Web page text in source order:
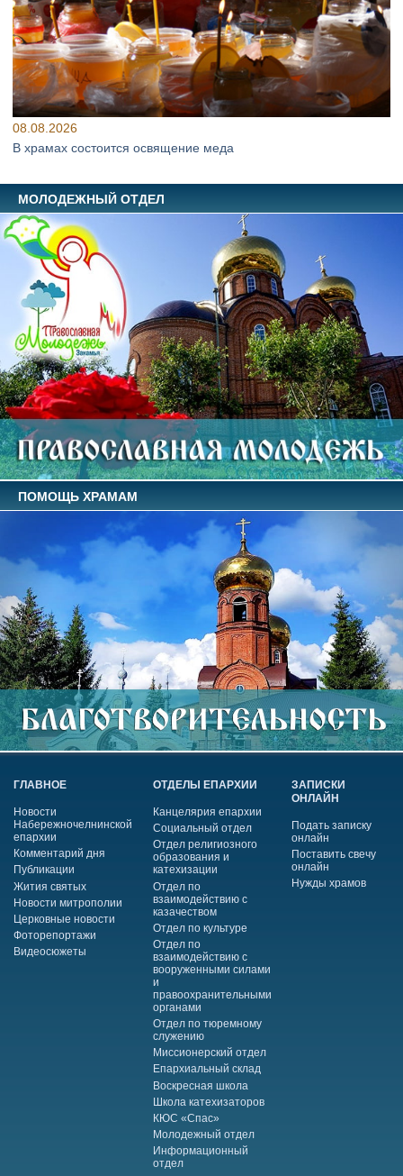
08.08.2026
В храмах состоится освящение меда
МОЛОДЕЖНЫЙ ОТДЕЛ
ПОМОЩЬ ХРАМАМ
ГЛАВНОЕ
Новости
Набережночелнинской
епархии
Комментарий дня
Публикации
Жития святых
Новости митрополии
Церковные новости
Фоторепортажи
Видеосюжеты
ОТДЕЛЫ ЕПАРХИИ
Канцелярия епархии
Социальный отдел
Отдел религиозного
образования и
катехизации
Отдел по
взаимодействию с
казачеством
Отдел по культуре
Отдел по
взаимодействию с
вооруженными силами
и
правоохранительными
органами
Отдел по тюремному
служению
Миссионерский отдел
Епархиальный склад
Воскресная школа
Школа катехизаторов
КЮС «Спас»
Молодежный отдел
Информационный
отдел
ЗАПИСКИ
ОНЛАЙН
Подать записку
онлайн
Поставить свечу
онлайн
Нужды храмов